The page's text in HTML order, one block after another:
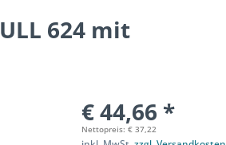
624 mit
€ 44,66 *
Nettopreis: € 37,22